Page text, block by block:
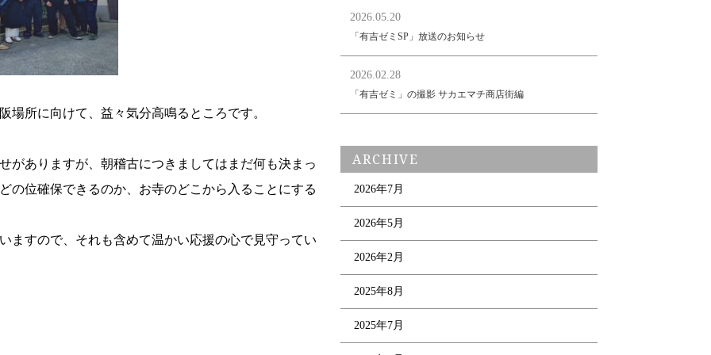
場所に向けて、益々気分高鳴るところです。
がありますが、朝稽古につきましてはまだ何も決まっ
の位確保できるのか、お寺のどこから入ることにする
ますので、それも含めて温かい応援の心で見守ってい
2026.05.20
「有吉ゼミSP」放送のお知らせ
2026.02.28
「有吉ゼミ」の撮影 サカエマチ商店街編
ARCHIVE
2026年7月
2026年5月
2026年2月
2025年8月
2025年7月